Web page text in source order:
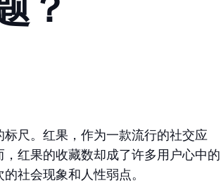
尺。红果，作为一款流行的社交应
红果的收藏数却成了许多用户心中的
社会现象和人性弱点。